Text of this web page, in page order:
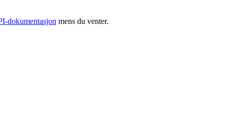
dokumentasjon mens du venter.